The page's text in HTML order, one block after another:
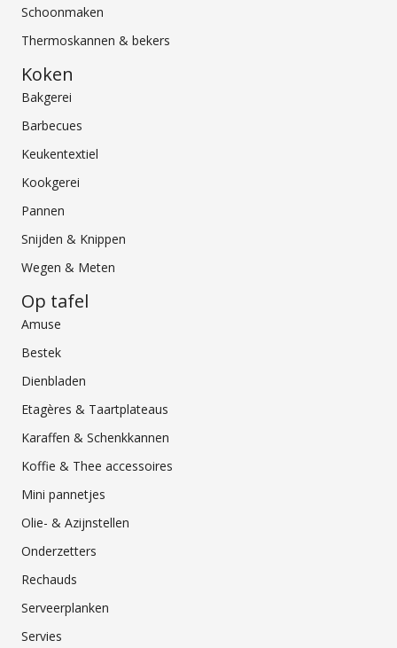
Schoonmaken
Thermoskannen & bekers
Koken
Bakgerei
Barbecues
Keukentextiel
Kookgerei
Pannen
Snijden & Knippen
Wegen & Meten
Op tafel
Amuse
Bestek
Dienbladen
Etagères & Taartplateaus
Karaffen & Schenkkannen
Koffie & Thee accessoires
Mini pannetjes
Olie- & Azijnstellen
Onderzetters
Rechauds
Serveerplanken
Servies